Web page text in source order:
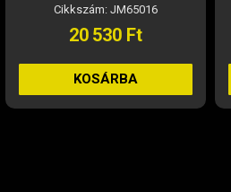
Cikkszám: JM65016
20 530 Ft
KOSÁRBA